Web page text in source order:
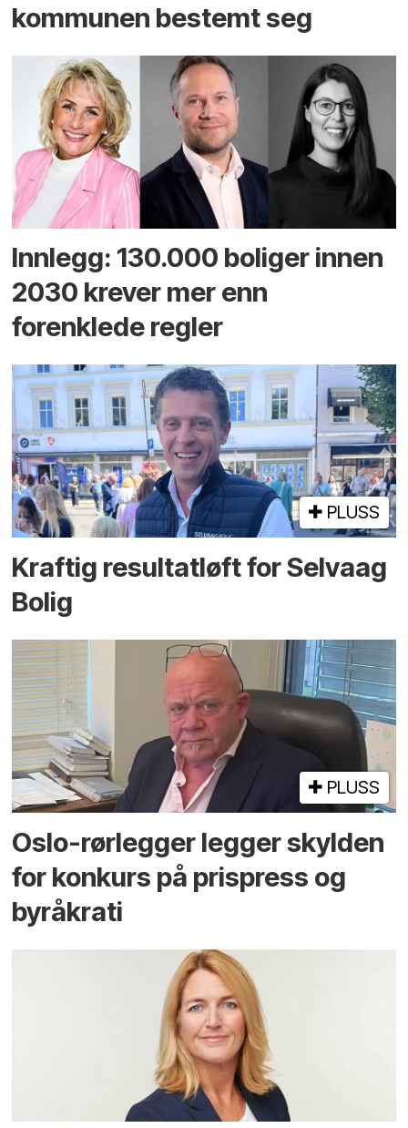
kommunen bestemt seg
Innlegg: 130.000 boliger innen
2030 krever mer enn
forenklede regler
PLUSS
Kraftig resultatløft for Selvaag
Bolig
PLUSS
Oslo-rørlegger legger skylden
for konkurs på prispress og
byråkrati